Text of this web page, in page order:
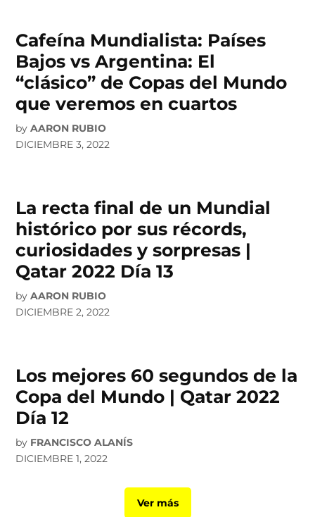
Cafeína Mundialista: Países
Bajos vs Argentina: El
“clásico” de Copas del Mundo
que veremos en cuartos
by AARON RUBIO
DICIEMBRE 3, 2022
La recta final de un Mundial
histórico por sus récords,
curiosidades y sorpresas |
Qatar 2022 Día 13
by AARON RUBIO
DICIEMBRE 2, 2022
Los mejores 60 segundos de la
Copa del Mundo | Qatar 2022
Día 12
by FRANCISCO ALANÍS
DICIEMBRE 1, 2022
Ver más